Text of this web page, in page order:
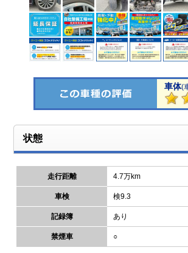
車体(
状態
走行距離 4.7万km
車検 検9.3
記録簿 あり
禁煙車 ○